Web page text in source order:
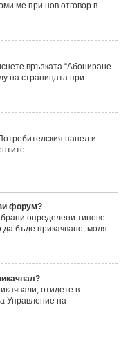
ме при нов отговор в
връзката “Абониране
на страницата при
панел и
форум?
определени типове
да бъде прикачвано, моля
отидете в
Управление на